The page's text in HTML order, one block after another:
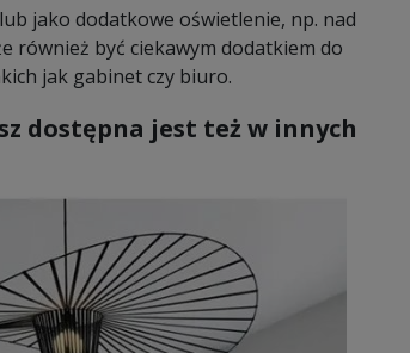
jako dodatkowe oświetlenie, np. nad
również być ciekawym dodatkiem do
jak gabinet czy biuro.
dostępna jest też w innych